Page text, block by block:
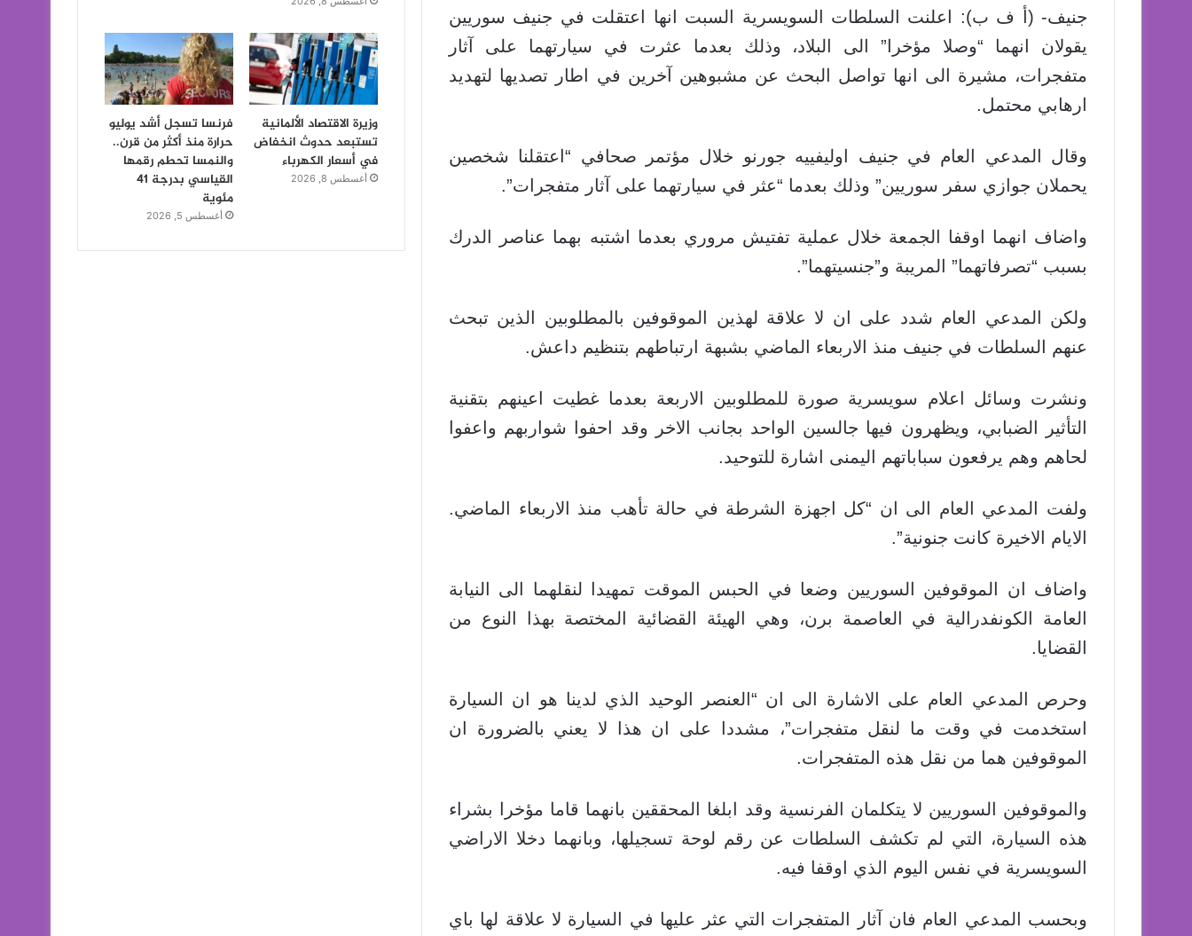
جنيف- (أ ف ب): اعلنت السلطات السويسرية السبت انها اعتقلت في جنيف سوريين
يقولان انهما “وصلا مؤخرا” الى البلاد، وذلك بعدما عثرت في سيارتهما على آثار
متفجرات، مشيرة الى انها تواصل البحث عن مشبوهين آخرين في اطار تصديها لتهديد
ارهابي محتمل.
وقال المدعي العام في جنيف اوليفييه جورنو خلال مؤتمر صحافي “اعتقلنا شخصين
يحملان جوازي سفر سوريين” وذلك بعدما “عثر في سيارتهما على آثار متفجرات”.
واضاف انهما اوقفا الجمعة خلال عملية تفتيش مروري بعدما اشتبه بهما عناصر الدرك
بسبب “تصرفاتهما” المريبة و”جنسيتهما”.
ولكن المدعي العام شدد على ان لا علاقة لهذين الموقوفين بالمطلوبين الذين تبحث
عنهم السلطات في جنيف منذ الاربعاء الماضي بشبهة ارتباطهم بتنظيم داعش.
ونشرت وسائل اعلام سويسرية صورة للمطلوبين الاربعة بعدما غطيت اعينهم بتقنية
التأثير الضبابي، ويظهرون فيها جالسين الواحد بجانب الاخر وقد احفوا شواربهم واعفوا
لحاهم وهم يرفعون سباباتهم اليمنى اشارة للتوحيد.
ولفت المدعي العام الى ان “كل اجهزة الشرطة في حالة تأهب منذ الاربعاء الماضي.
الايام الاخيرة كانت جنونية”.
واضاف ان الموقوفين السوريين وضعا في الحبس الموقت تمهيدا لنقلهما الى النيابة
العامة الكونفدرالية في العاصمة برن، وهي الهيئة القضائية المختصة بهذا النوع من
القضايا.
وحرص المدعي العام على الاشارة الى ان “العنصر الوحيد الذي لدينا هو ان السيارة
استخدمت في وقت ما لنقل متفجرات”، مشددا على ان هذا لا يعني بالضرورة ان
الموقوفين هما من نقل هذه المتفجرات.
والموقوفين السوريين لا يتكلمان الفرنسية وقد ابلغا المحققين بانهما قاما مؤخرا بشراء
هذه السيارة، التي لم تكشف السلطات عن رقم لوحة تسجيلها، وبانهما دخلا الاراضي
السويسرية في نفس اليوم الذي اوقفا فيه.
وبحسب المدعي العام فان آثار المتفجرات التي عثر عليها في السيارة لا علاقة لها باي
وزيرة الاقتصاد الألمانية
تستبعد حدوث انخفاض
في أسعار الكهرباء
أغسطس 8, 2026
فرنسا تسجل أشد يوليو
حرارة منذ أكثر من قرن..
والنمسا تحطم رقمها
القياسي بدرجة 41
مئوية
أغسطس 5, 2026